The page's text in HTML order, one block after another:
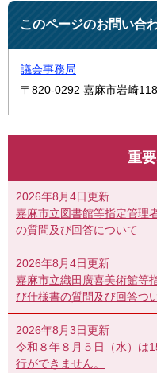
このページのお問い合
議会事務局
〒820-0292 嘉麻市岩崎
重
2026年8月4日更新
嘉麻市立図書館等指定管理
の質問及び回答について
2026年8月4日更新
嘉麻市立織田廣喜美術館等
び仕様書の質問及び回答つ
2026年8月3日更新
令和８年８月５日（水）は
行ができません。